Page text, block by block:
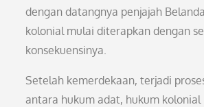
dengan datangnya penjajah
kolonial mulai diterapkan dengan
konsekuensinya.
Setelah kemerdekaan, terjadi
antara hukum adat, hukum kolonial